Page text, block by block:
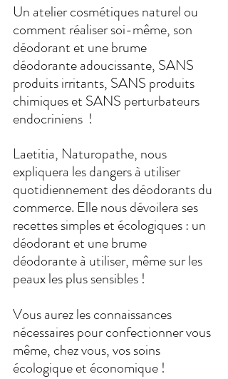
Un atelier cosmétiques naturel ou
comment réaliser soi-même, son
déodorant et une brume
déodorante adoucissante, SANS
produits irritants, SANS produits
chimiques et SANS perturbateurs
endocriniens  !
Laetitia, Naturopathe, nous
expliquera les dangers à utiliser
quotidiennement des déodorants du
commerce. Elle nous dévoilera ses
recettes simples et écologiques : un
déodorant et une brume
déodorante à utiliser, même sur les
peaux les plus sensibles !
Vous aurez les connaissances
nécessaires pour confectionner vous
même, chez vous, vos soins
écologique et économique !